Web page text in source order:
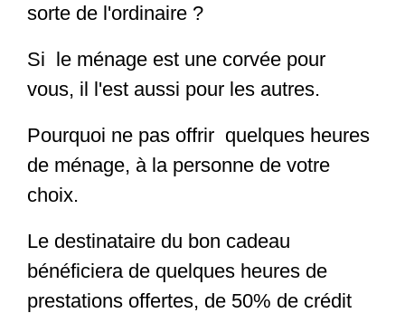
sorte de l'ordinaire ?
Si le ménage est une corvée pour
vous, il l'est aussi pour les autres.
Pourquoi ne pas offrir quelques heures
de ménage, à la personne de votre
choix.
Le destinataire du bon cadeau
bénéficiera de quelques heures de
prestations offertes, de 50% de crédit